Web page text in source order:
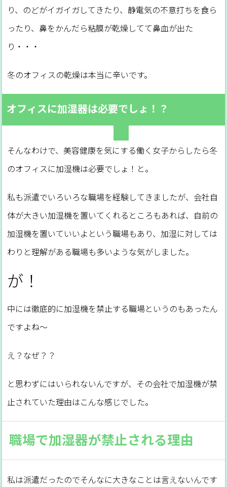
り、のどがイガイガしてきたり、静電気の不意打ちを食ら
ったり、鼻をかんだら粘膜が乾燥してて鼻血が出た
り・・・
冬のオフィスの乾燥は本当に辛いです。
オフィスに加湿器は必要でしょ！？
そんなわけで、美容健康を気にする働く女子からしたら冬
のオフィスに加湿機は必要でしょ！と。
私も派遣でいろいろな職場を経験してきましたが、会社自
体が大きい加湿機を置いてくれるところもあれば、自前の
加湿機を置いていいよという職場もあり、加湿に対しては
わりと理解がある職場も多いような気がしました。
が！
中には徹底的に加湿機を禁止する職場というのもあったん
ですよね～
え？なぜ？？
と思わずにはいられないんですが、その会社で加湿機が禁
止されていた理由はこんな感じでした。
職場で加湿器が禁止される理由
私は派遣だったのでそんなに大きなことは言えないんです